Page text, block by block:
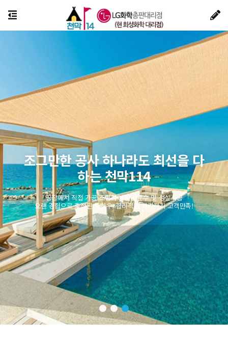
조그만한 공사 하나라도 최선을 다
하는 천막114
공장에서 직접 가공 조립하여 납기준수 및 성실시공
오랜 경험으로 축적된 노하우! 합리적인 가격까지 고객만족!